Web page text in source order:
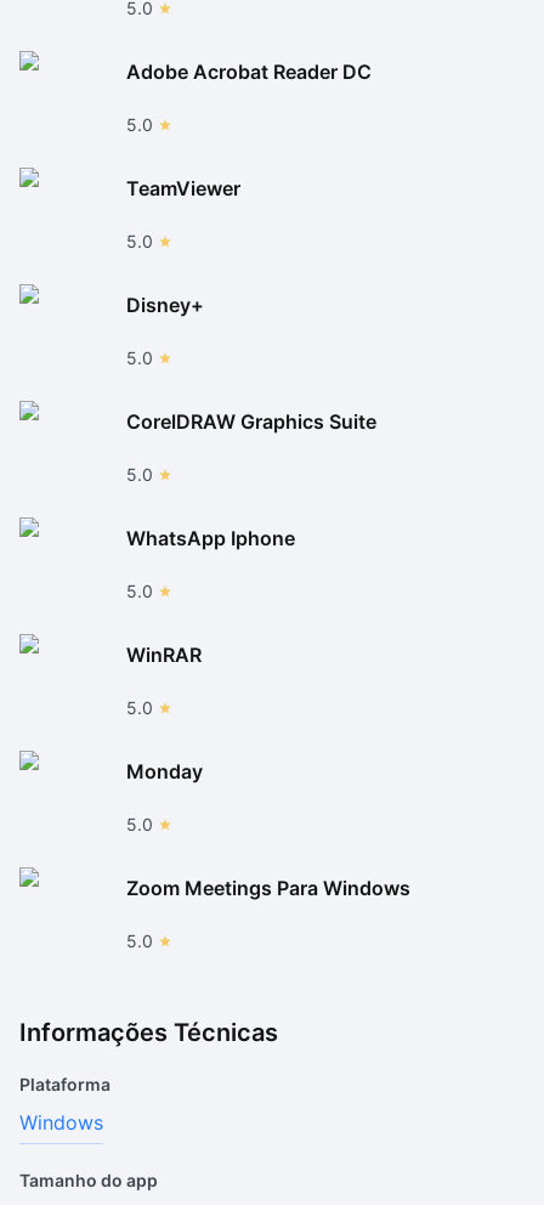
5.0
Adobe Acrobat Reader DC
5.0
TeamViewer
5.0
Disney+
5.0
CorelDRAW Graphics Suite
5.0
WhatsApp Iphone
5.0
WinRAR
5.0
Monday
5.0
Zoom Meetings Para Windows
5.0
Informações Técnicas
Plataforma
Windows
Tamanho do app